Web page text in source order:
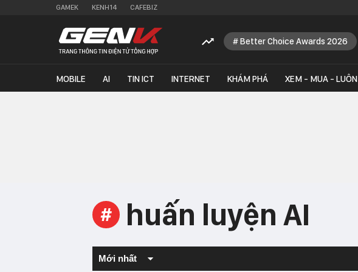
GAMEK KENH14 CAFEBIZ
Better Choice Awards 2026
MOBILE AI TIN ICT INTERNET KHÁM PHÁ XEM - MUA - LUÔN
# huấn luyện AI
Mới nhất